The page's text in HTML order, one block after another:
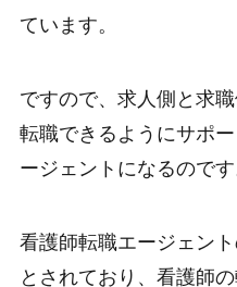
ています。
ですので、求人側と求
転職できるようにサポ
ージェントになるのです
看護師転職エージェン
とされており、看護師